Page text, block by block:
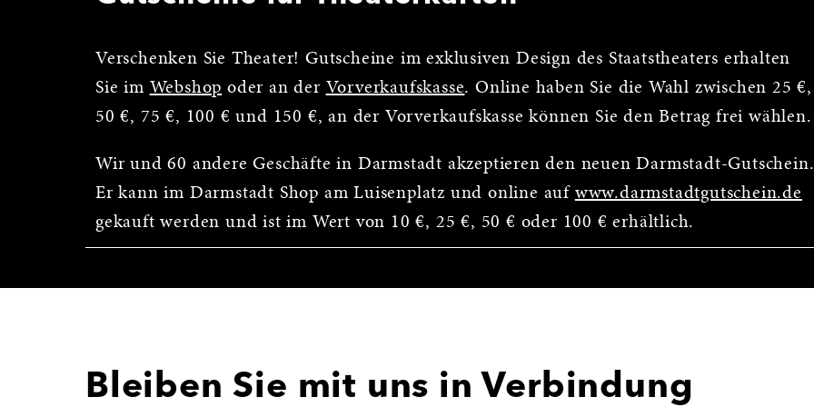
Verschenken Sie Theater! Gutscheine im exklusiven Design des Staatstheaters erhalten
Sie im Webshop oder an der Vorverkaufskasse. Online haben Sie die Wahl zwischen 25 €,
50 €, 75 €, 100 € und 150 €, an der Vorverkaufskasse können Sie den Betrag frei wählen.
Wir und 60 andere Geschäfte in Darmstadt akzeptieren den neuen Darmstadt-Gutschein.
Er kann im Darmstadt Shop am Luisenplatz und online auf www.darmstadtgutschein.de
gekauft werden und ist im Wert von 10 €, 25 €, 50 € oder 100 € erhältlich.
Bleiben Sie mit uns in Verbindung